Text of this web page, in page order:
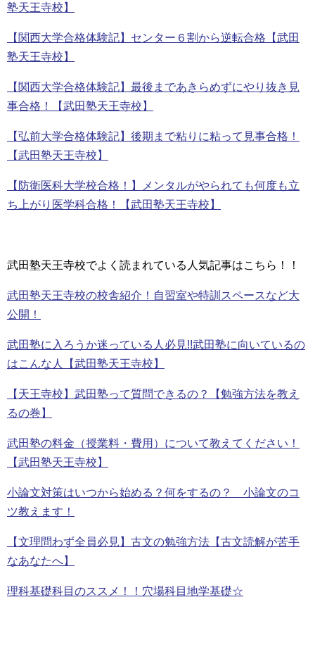
塾天王寺校】
【関西大学合格体験記】センター６割から逆転合格【武田
塾天王寺校】
【関西大学合格体験記】最後まであきらめずにやり抜き見
事合格！【武田塾天王寺校】
【弘前大学合格体験記】後期まで粘りに粘って見事合格！
【武田塾天王寺校】
【防衛医科大学校合格！】メンタルがやられても何度も立
ち上がり医学科合格！【武田塾天王寺校】
武田塾天王寺校でよく読まれている人気記事はこちら！！
武田塾天王寺校の校舎紹介！自習室や特訓スペースなど大
公開！
武田塾に入ろうか迷っている人必見!!武田塾に向いているの
はこんな人【武田塾天王寺校】
【天王寺校】武田塾って質問できるの？【勉強方法を教え
るの巻】
武田塾の料金（授業料・費用）について教えてください！
【武田塾天王寺校】
小論文対策はいつから始める？何をするの？ 小論文のコ
ツ教えます！
【文理問わず全員必見】古文の勉強方法【古文読解が苦手
なあなたへ】
理科基礎科目のススメ！！穴場科目地学基礎☆